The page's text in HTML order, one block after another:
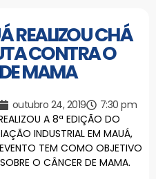
REALIZOU CHÁ
CONTRA O
MAMA
outubro 24, 2019
7:30 pm
A 8ª EDIÇÃO DO
INDUSTRIAL EM MAUÁ,
TEM COMO OBJETIVO
O CÂNCER DE MAMA.